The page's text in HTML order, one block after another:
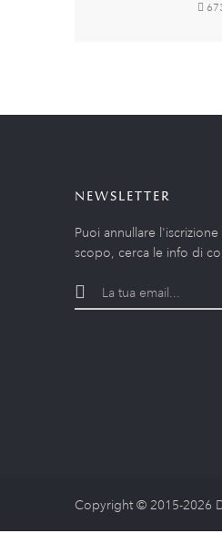
NEWSLETTER
Puoi annullare
scopo, cerca le info di
Copyright © 2015-2026